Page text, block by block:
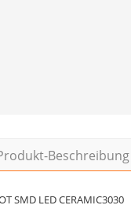
Beschreibung
SMD LED CERAMIC3030